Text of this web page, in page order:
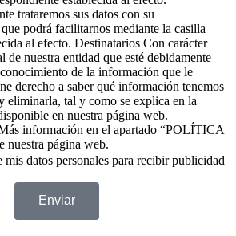
trataremos sus datos con su
podrá facilitarnos mediante la casilla
al efecto. Destinatarios Con carácter
de nuestra entidad que esté debidamente
de la información que le
derecho a saber qué información tenemos
eliminarla, tal y como se explica en la
en nuestra página web.
información en el apartado “POLÍTICA
página web.
mis datos personales para recibir publicidad
Enviar